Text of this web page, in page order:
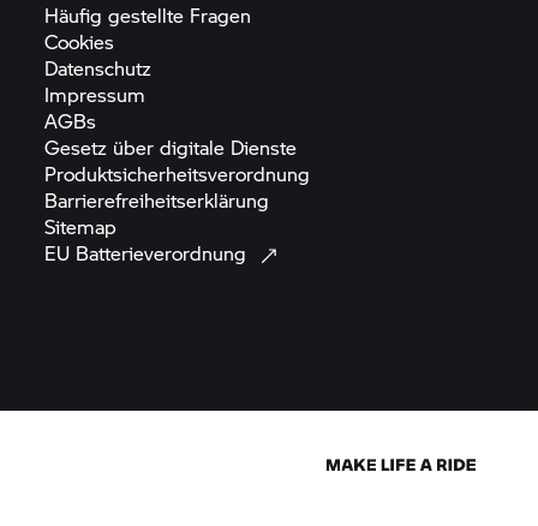
Häufig gestellte Fragen
Cookies
Datenschutz
Impressum
AGBs
Gesetz über digitale Dienste
Produktsicherheitsverordnung
Barrierefreiheitserklärung
Sitemap
EU Batterieverordnung